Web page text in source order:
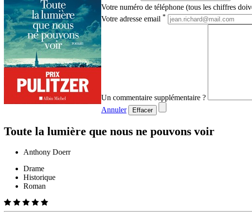
Votre numéro de téléphone (tous les chiffres
Votre adresse email *
Un commentaire supplémentaire ?
Annuler
Effacer
Toute la lumière que nous ne pouvons voir
Anthony Doerr
Drame
Historique
Roman